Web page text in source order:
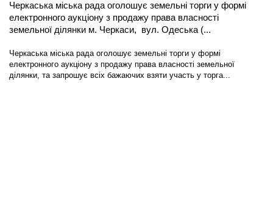
Черкаська міська рада оголошує земельні торги у формі
електронного аукціону з продажу права власності
земельної ділянки м. Черкаси, вул. Одеська (...
Черкаська міська рада оголошує земельні торги у формі
електронного аукціону з продажу права власності земельної
ділянки, та запрошує всіх бажаючих взяти участь у торга...